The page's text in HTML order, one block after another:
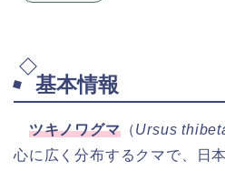
基本情報
ツキノワグマ（Ursus
心に広く分布するクマで、日